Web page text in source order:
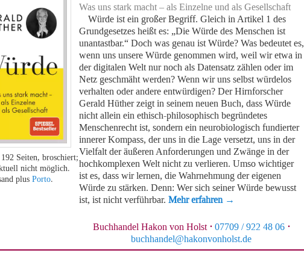
Seiten, broschiert;
nicht möglich.
plus Porto.
Was uns stark macht – als Einzelne und als Gesellschaft
Würde ist ein großer Begriff. Gleich in Artikel 1 des
Grundgesetzes heißt es: „Die Würde des Menschen ist
unantastbar.“ Doch was genau ist Würde? Was bedeutet es,
wenn uns unsere Würde genommen wird, weil wir etwa in
der digitalen Welt nur noch als Datensatz zählen oder im
Netz geschmäht werden? Wenn wir uns selbst würdelos
verhalten oder andere entwürdigen? Der Hirnforscher
Gerald Hüther zeigt in seinem neuen Buch, dass Würde
nicht allein ein ethisch-philosophisch begründetes
Menschenrecht ist, sondern ein neurobiologisch fundierter
innerer Kompass, der uns in die Lage versetzt, uns in der
Vielfalt der äußeren Anforderungen und Zwänge in der
hochkomplexen Welt nicht zu verlieren. Umso wichtiger
ist es, dass wir lernen, die Wahrnehmung der eigenen
Würde zu stärken. Denn: Wer sich seiner Würde bewusst
ist, ist nicht verführbar. Mehr erfahren →
Buchhandel Hakon von Holst · 07709 / 922 48 06 ·
buchhandel@hakonvonholst.de